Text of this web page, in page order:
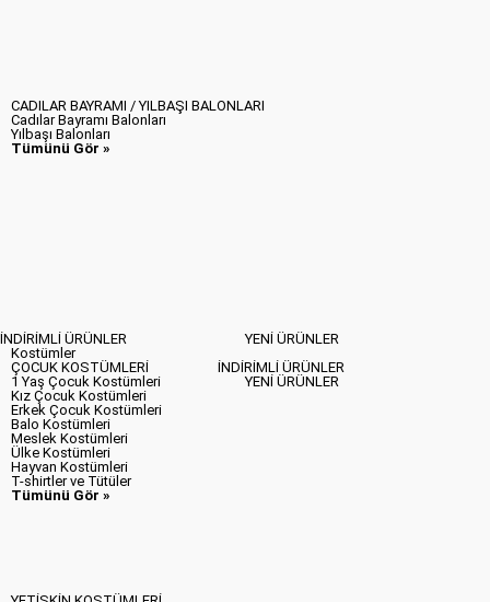
CADILAR BAYRAMI / YILBAŞI BALONLARI
Cadılar Bayramı Balonları
Yılbaşı Balonları
Tümünü Gör »
İNDİRİMLİ ÜRÜNLER
YENİ ÜRÜNLER
Kostümler
ÇOCUK KOSTÜMLERİ
1 Yaş Çocuk Kostümleri
Kız Çocuk Kostümleri
Erkek Çocuk Kostümleri
Balo Kostümleri
Meslek Kostümleri
Ülke Kostümleri
Hayvan Kostümleri
T-shirtler ve Tütüler
Tümünü Gör »
İNDİRİMLİ ÜRÜNLER
YENİ ÜRÜNLER